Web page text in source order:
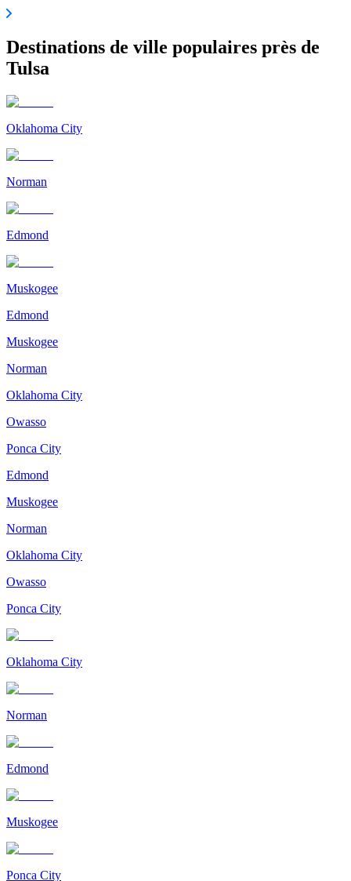
Destinations de ville populaires près de
Tulsa
Oklahoma City
Norman
Edmond
Muskogee
Edmond
Muskogee
Norman
Oklahoma City
Owasso
Ponca City
Edmond
Muskogee
Norman
Oklahoma City
Owasso
Ponca City
Oklahoma City
Norman
Edmond
Muskogee
Ponca City